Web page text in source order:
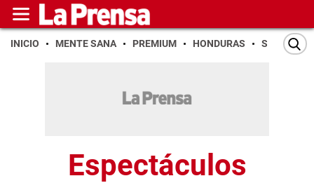
INICIO MENTE SANA PREMIUM HONDURAS SAN PEDRO
Espectáculos